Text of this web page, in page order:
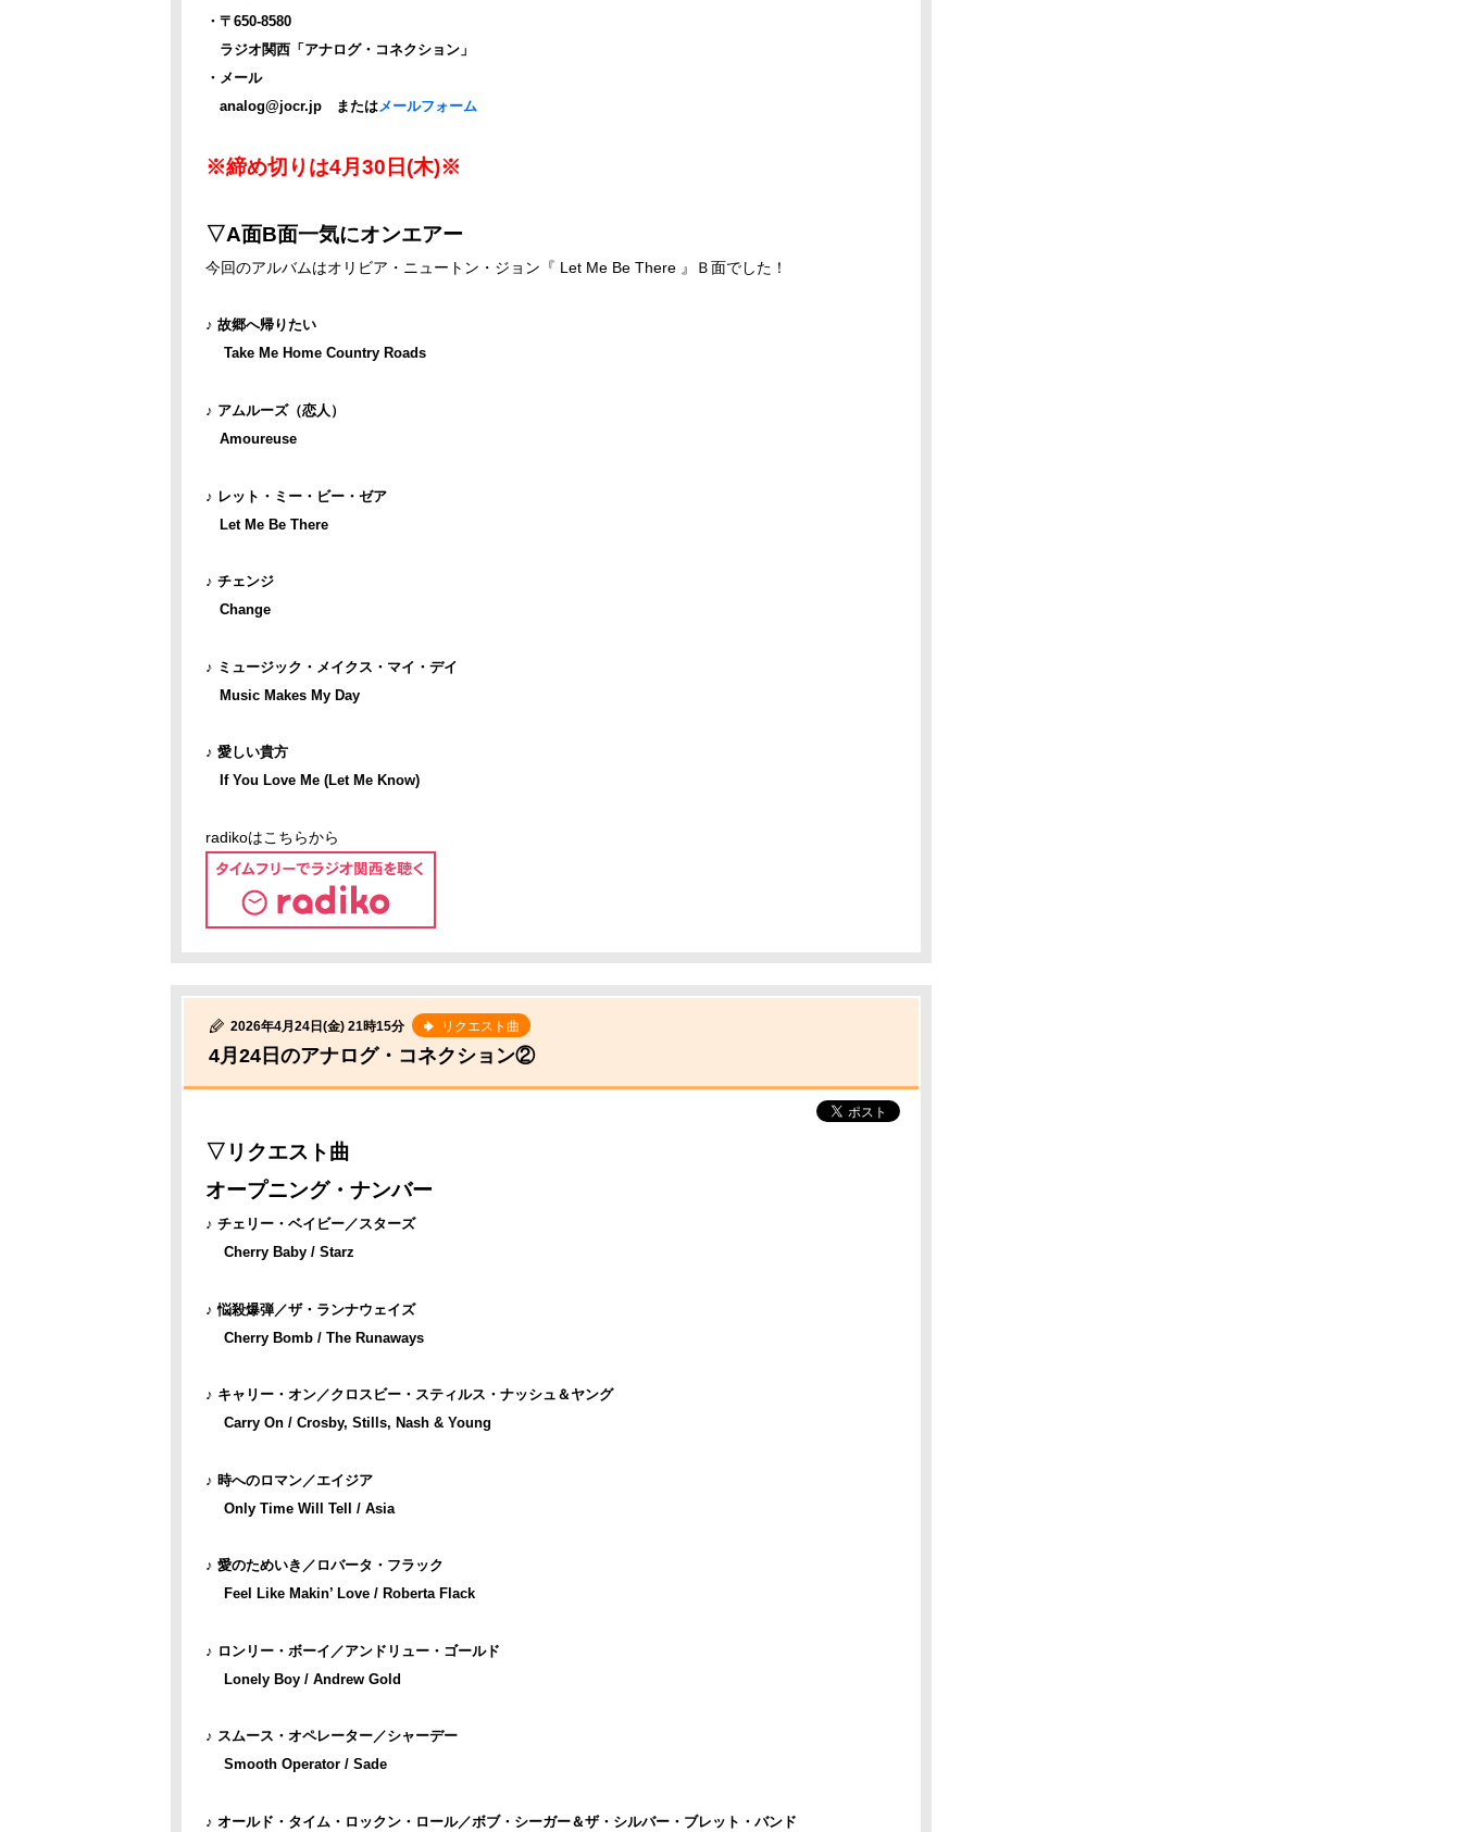
・〒650-8580
ラジオ関西「アナログ・コネクション」
・メール
analog@jocr.jp または メールフォーム
※締め切りは4月30日(木)※
▽A面B面一気にオンエアー
今回のアルバムはオリビア・ニュートン・ジョン『 Let Me Be There 』Ｂ面でした！
♪ 故郷へ帰りたい
Take Me Home Country Roads
♪ アムルーズ（恋人）
Amoureuse
♪ レット・ミー・ビー・ゼア
Let Me Be There
♪ チェンジ
Change
♪ ミュージック・メイクス・マイ・デイ
Music Makes My Day
♪ 愛しい貴方
If You Love Me (Let Me Know)
radikoはこちらから
2026年4月24日(金) 21時15分 リクエスト曲
4月24日のアナログ・コネクション②
▽リクエスト曲
オープニング・ナンバー
♪ チェリー・ベイビー／スターズ
Cherry Baby / Starz
♪ 悩殺爆弾／ザ・ランナウェイズ
Cherry Bomb / The Runaways
♪ キャリー・オン／クロスビー・スティルス・ナッシュ＆ヤング
Carry On / Crosby, Stills, Nash & Young
♪ 時へのロマン／エイジア
Only Time Will Tell / Asia
♪ 愛のためいき／ロバータ・フラック
Feel Like Makin’ Love / Roberta Flack
♪ ロンリー・ボーイ／アンドリュー・ゴールド
Lonely Boy / Andrew Gold
♪ スムース・オペレーター／シャーデー
Smooth Operator / Sade
♪ オールド・タイム・ロックン・ロール／ボブ・シーガー＆ザ・シルバー・ブレット・バンド